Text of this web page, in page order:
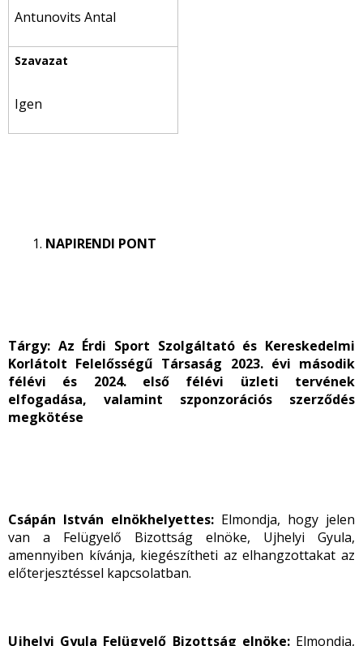
Antunovits Antal
Igen
NAPIRENDI PONT
Tárgy: Az Érdi Sport Szolgáltató és Kereskedelmi
Korlátolt Felelősségű Társaság 2023. évi második
félévi és 2024. első félévi üzleti tervének
elfogadása, valamint szponzorációs szerződés
megkötése
Csápán István elnökhelyettes: Elmondja, hogy jelen
van a Felügyelő Bizottság elnöke, Ujhelyi Gyula,
amennyiben kívánja, kiegészítheti az elhangzottakat az
előterjesztéssel kapcsolatban.
Ujhelyi Gyula Felügyelő Bizottság elnöke:Elmondja,